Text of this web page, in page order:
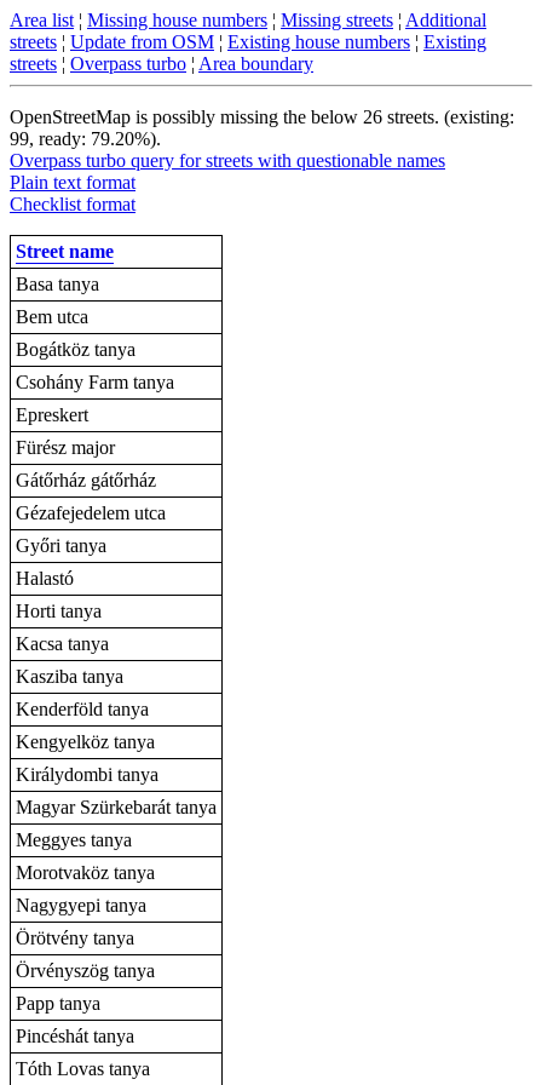
Area list ¦ Missing house numbers ¦ Missing streets ¦ Additional
streets ¦ Update from OSM ¦ Existing house numbers ¦ Existing
streets ¦ Overpass turbo ¦ Area boundary
OpenStreetMap is possibly missing the below 26 streets. (existing:
99, ready: 79.20%).
Overpass turbo query for streets with questionable names
Plain text format
Checklist format
Street name
Basa tanya
Bem utca
Bogátköz tanya
Csohány Farm tanya
Epreskert
Fürész major
Gátőrház gátőrház
Gézafejedelem utca
Győri tanya
Halastó
Horti tanya
Kacsa tanya
Kasziba tanya
Kenderföld tanya
Kengyelköz tanya
Királydombi tanya
Magyar Szürkebarát tanya
Meggyes tanya
Morotvaköz tanya
Nagygyepi tanya
Örötvény tanya
Örvényszög tanya
Papp tanya
Pincéshát tanya
Tóth Lovas tanya